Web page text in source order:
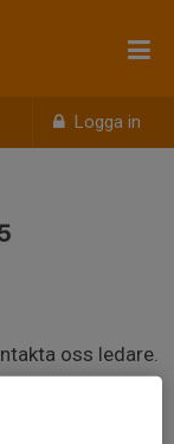
Logga in
oss ledare.